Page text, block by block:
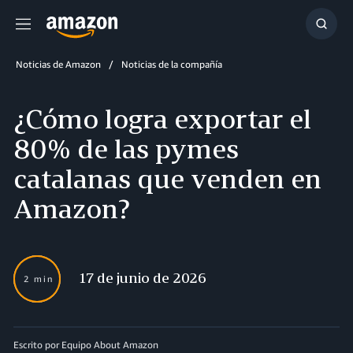
Menú
Noticias de Amazon Noticias de la compañía
¿Cómo logra exportar el
80% de las pymes
catalanas que venden en
Amazon?
2 min 17 de junio de 2026
Escrito por Equipo About Amazon